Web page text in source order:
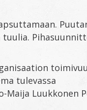
tulevassa
Maija Luukkonen